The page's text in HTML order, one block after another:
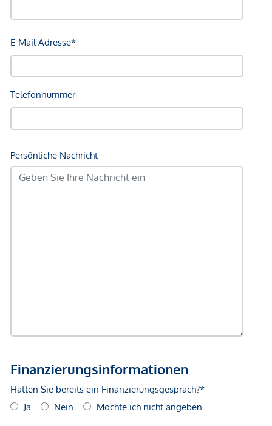
Vertragsabschluss resultierende Rechte sind ausschließlich
gegenüber dem anbietenden Immobilienunternehmen
geltend zu machen. Wir weisen Sie darauf hin, dass die
Gewähr erfolgen. Der Vermittler ist als Doppelmakler tätig.